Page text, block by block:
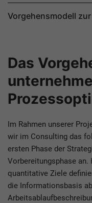
Vorgehensmodell
Das
Im Rahmen unserer
wir im Consulting das
ersten Phase der
Vorbereitungsphase an.
quantitative Ziele
die Informationsbasis